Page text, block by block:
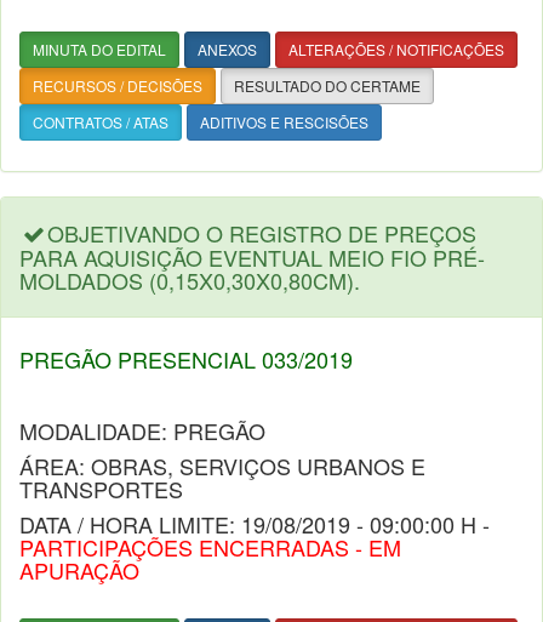
MINUTA DO EDITAL ANEXOS
ALTERAÇÕES / NOTIFICAÇÕES
RECURSOS / DECISÕES
RESULTADO DO CERTAME
CONTRATOS / ATAS
ADITIVOS E RESCISÕES
OBJETIVANDO O REGISTRO DE PREÇOS
PARA AQUISIÇÃO EVENTUAL MEIO FIO PRÉ-
MOLDADOS (0,15X0,30X0,80CM).
PREGÃO PRESENCIAL 033/2019
MODALIDADE: PREGÃO
ÁREA: OBRAS, SERVIÇOS URBANOS E
TRANSPORTES
DATA / HORA LIMITE: 19/08/2019 - 09:00:00 H -
PARTICIPAÇÕES ENCERRADAS - EM
APURAÇÃO